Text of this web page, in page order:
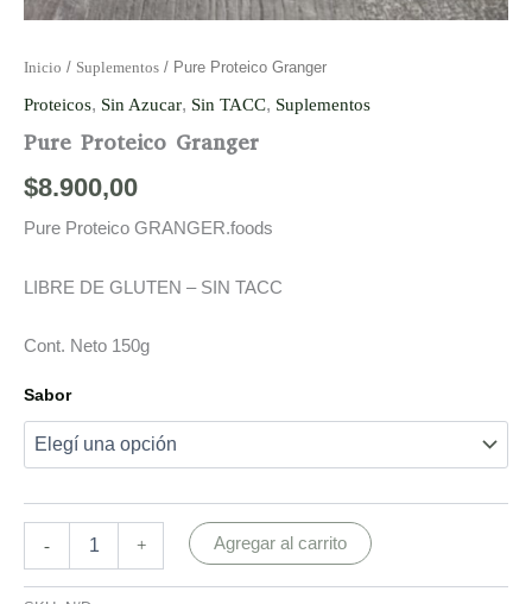
Inicio / Suplementos / Pure Proteico Granger
Proteicos, Sin Azucar, Sin TACC, Suplementos
Pure Proteico Granger
$8.900,00
Pure Proteico GRANGER.foods
LIBRE DE GLUTEN – SIN TACC
Cont. Neto 150g
Sabor
- + Agregar al carrito